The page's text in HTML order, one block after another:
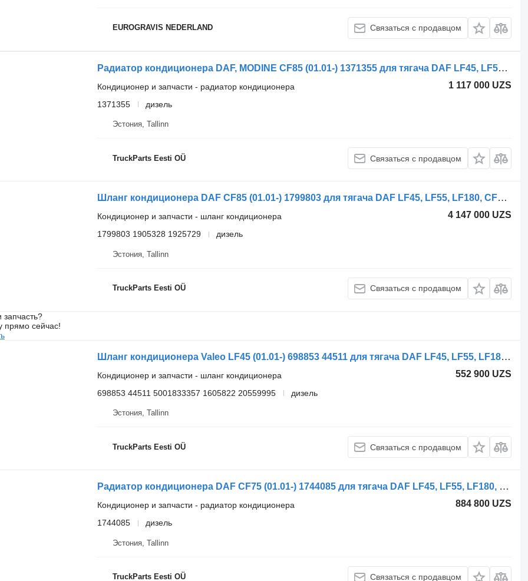
EUROGRAVIS NEDERLAND Связаться с продавцом
Радиатор кондиционера DAF, MODINE CF85 (01.01-) 1371355 для тягача DAF LF45, LF55, LF180, CF65, CF75, CF85 (2001-)
1 117 000 UZS
Кондиционер и запчасти - радиатор кондиционера
1371355
дизель
Эстония, Tallinn
TruckParts Eesti OÜ Связаться с продавцом
Шланг кондиционера DAF CF85 (01.01-) 1799803 для тягача DAF LF45, LF55, LF180, CF65, CF75, CF85 (2001-)
4 147 000 UZS
Кондиционер и запчасти - шланг кондиционера
1799803 1905328 1925729
дизель
Эстония, Tallinn
TruckParts Eesti OÜ Связаться с продавцом
прямо сейчас!
Шланг кондиционера Valeo LF45 (01.01-) 698853 44511 для тягача DAF LF45, LF55, LF180, CF65, CF75, CF85 (2001-)
552 900 UZS
Кондиционер и запчасти - шланг кондиционера
698853 44511 5001833357 1605822 20559995
дизель
Эстония, Tallinn
TruckParts Eesti OÜ Связаться с продавцом
Радиатор кондиционера DAF CF75 (01.01-) 1744085 для тягача DAF LF45, LF55, LF180, CF65, CF75, CF85 (2001-)
884 800 UZS
Кондиционер и запчасти - радиатор кондиционера
1744085
дизель
Эстония, Tallinn
TruckParts Eesti OÜ Связаться с продавцом